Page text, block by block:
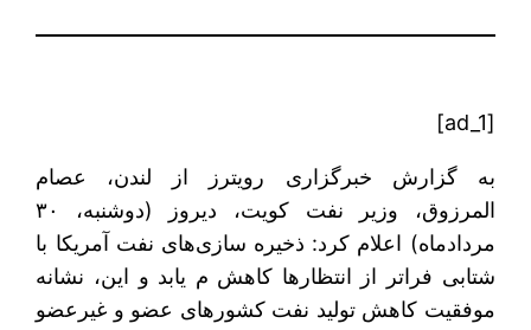
[ad_1]
به گزارش خبرگزاری رویترز از لندن، عصام
المرزوق، وزیر نفت کویت، دیروز (دوشنبه، ۳۰
مردادماه) اعلام کرد: ذخیره سازی‌های نفت آمریکا با
شتابی فراتر از انتظارها کاهش م‌ یابد و این، نشانه
موفقیت کاهش تولید نفت کشورهای عضو و غیرعضو